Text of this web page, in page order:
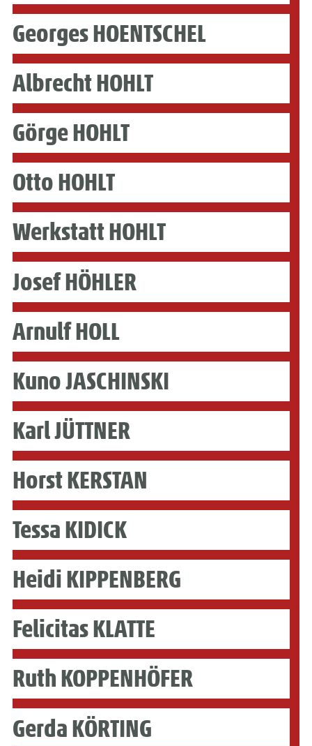
Georges HOENTSCHEL
Albrecht HOHLT
Görge HOHLT
Otto HOHLT
Werkstatt HOHLT
Josef HÖHLER
Arnulf HOLL
Kuno JASCHINSKI
Karl JÜTTNER
Horst KERSTAN
Tessa KIDICK
Heidi KIPPENBERG
Felicitas KLATTE
Ruth KOPPENHÖFER
Gerda KÖRTING